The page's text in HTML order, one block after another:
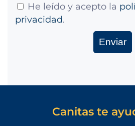
He leído y acepto la
privacidad.
Canitas te